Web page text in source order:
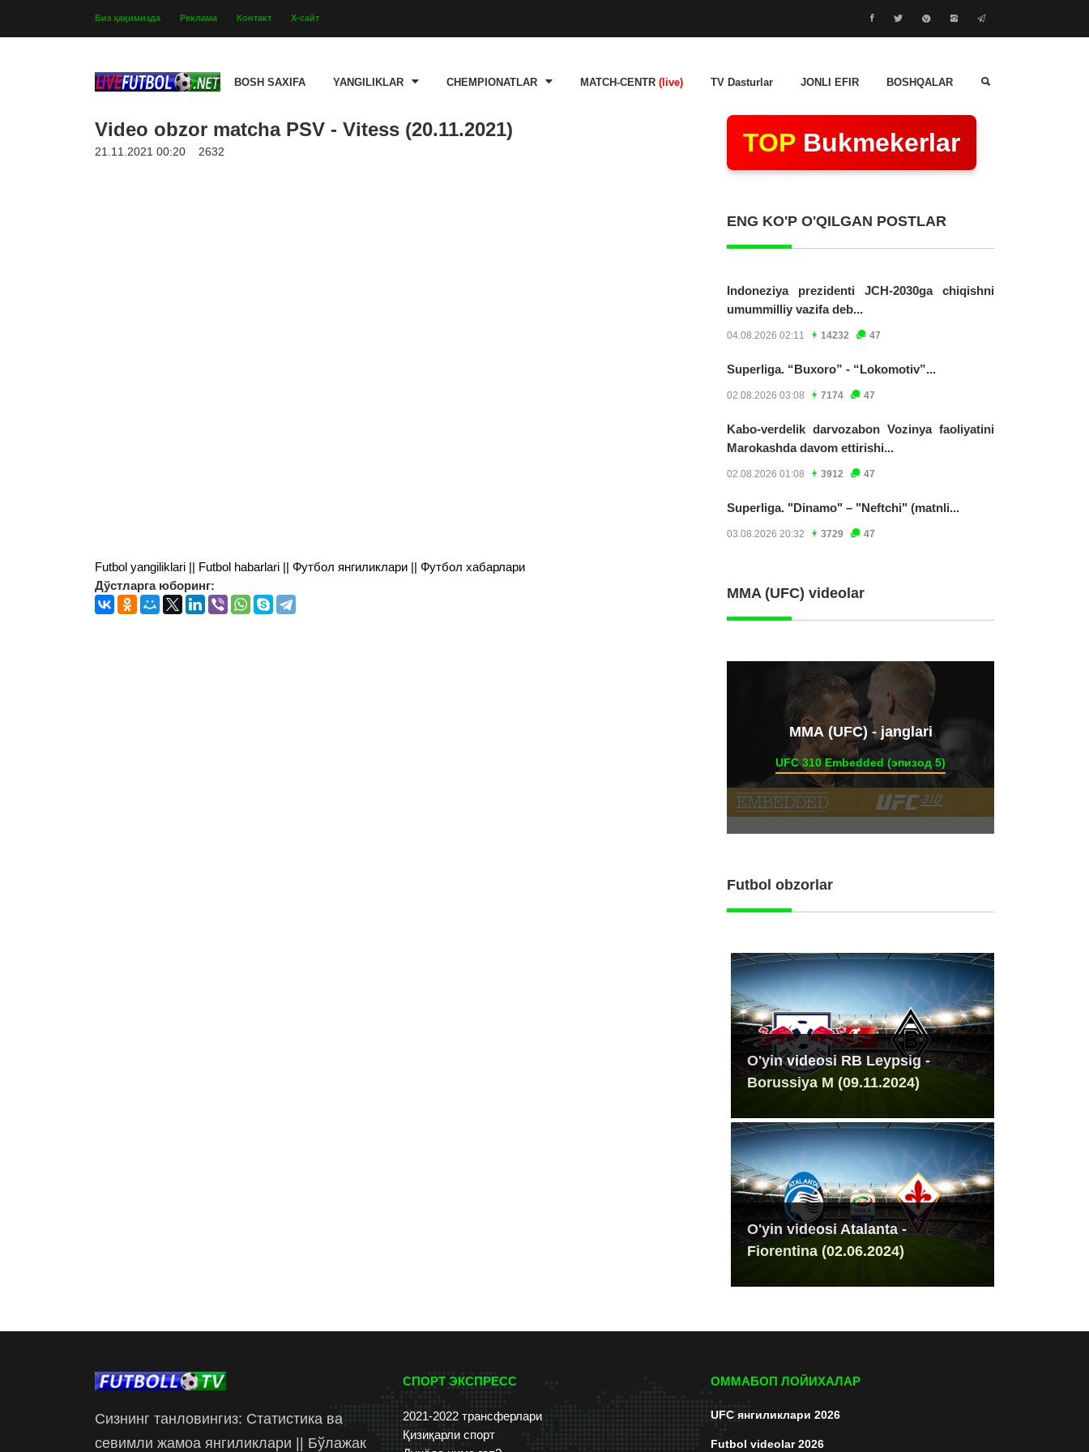
Биз ҳақимизда Реклама Контакт Х-сайт
BOSH SAXIFA YANGILIKLAR CHEMPIONATLAR MATCH-CENTR (live) TV Dasturlar JONLI EFIR BOSHQALAR
Video obzor matcha PSV - Vitess (20.11.2021)
21.11.2021 00:20 2632
Futbol yangiliklari || Futbol habarlari || Футбол янгиликлари || Футбол хабарлари
Дўстларга юборинг:
TOP Bukmekerlar
ENG KO'P O'QILGAN POSTLAR
Indoneziya prezidenti JCH-2030ga chiqishni
umummilliy vazifa deb...
04.08.2026 02:11 14232 47
Superliga. “Buxoro” - “Lokomotiv”...
02.08.2026 03:08 7174 47
Kabo-verdelik darvozabon Vozinya faoliyatini
Marokashda davom ettirishi...
02.08.2026 01:08 3912 47
Superliga. "Dinamo" – "Neftchi" (matnli...
03.08.2026 20:32 3729 47
MMA (UFC) videolar
ММА (UFC) - janglari
UFC 310 Embedded (эпизод 5)
Futbol obzorlar
O'yin videosi RB Leypsig -
Borussiya M (09.11.2024)
O'yin videosi Atalanta -
Fiorentina (02.06.2024)
Сизнинг танловингиз: Статистика ва
севимли жамоа янгиликлари || Бўлажак
СПОРТ ЭКСПРЕСС
2021-2022 трансферлари
Қизиқарли спорт
ОММАБОП ЛОЙИХАЛАР
UFC янгиликлари 2026
Futbol videolar 2026